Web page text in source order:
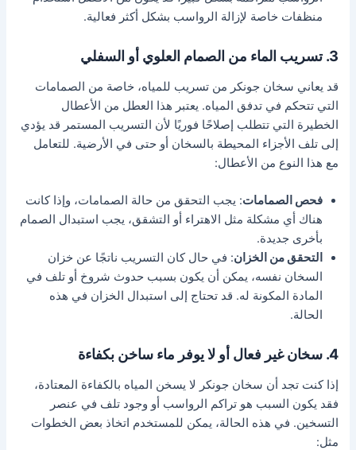
منظفات خاصة لإزالة الرواسب بشكل أكثر فعالية.
3. تسريب الماء من الصمام العلوي أو السفلي
قد يعاني سخان جونكر من تسريب للمياه، خاصة من الصمامات
التي تتحكم في تدفق المياه. يعتبر هذا العطل من الأعطال
الخطيرة التي تتطلب إصلاحًا فوريًا لأن التسريب المستمر قد يؤدي
إلى تلف الأجزاء المحيطة بالسخان أو حتى في الأرضية. للتعامل
مع هذا النوع من الأعطال:
فحص الصمامات: يجب التحقق من حالة الصمامات، وإذا كانت
هناك أي مشكلة مثل الاهتراء أو التشقق، يجب استبدال الصمام
بأخرى جديدة.
التحقق من الخزان: في حال كان التسريب ناتجًا عن خزان
السخان نفسه، يمكن أن يكون بسبب حدوث شروخ أو تلف في
المادة المكونة له. قد تحتاج إلى استبدال الخزان في هذه
الحالة.
4. سخان غير فعال أو لا يوفر ماء ساخن بكفاءة
إذا كنت تجد أن سخان جونكر لا يسخن المياه بالكفاءة المعتادة،
فقد يكون السبب هو تراكم الرواسب أو وجود تلف في عنصر
التسخين. في هذه الحالة، يمكن للمستخدم اتخاذ بعض الخطوات
مثل: